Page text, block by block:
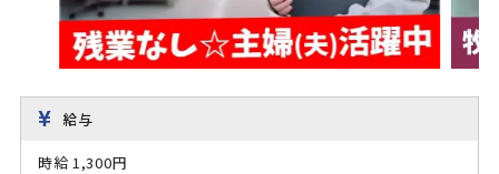
給与
時給 1,300円